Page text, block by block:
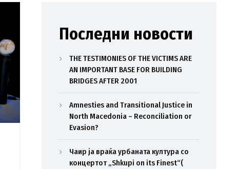
Последни новости
THE TESTIMONIES OF THE VICTIMS ARE
AN IMPORTANT BASE FOR BUILDING
BRIDGES AFTER 2001
Amnesties and Transitional Justice in
North Macedonia – Reconciliation or
Evasion?
Чаир ја враќа урбаната култура со
концертот „Shkupi on its Finest“(